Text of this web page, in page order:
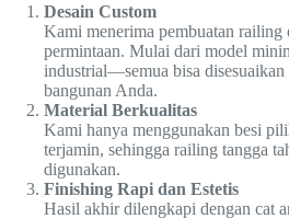
Desain Custom
Kami menerima pembuatan railing
permintaan. Mulai dari model
industrial—semua bisa disesuaikan
bangunan Anda.
Material Berkualitas
Kami hanya menggunakan besi
terjamin, sehingga railing tangga
digunakan.
Finishing Rapi dan Estetis
Hasil akhir dilengkapi dengan cat